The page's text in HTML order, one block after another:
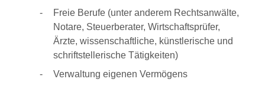
Freie Berufe (unter anderem Rechtsanwälte,
Notare, Steuerberater, Wirtschaftsprüfer,
Ärzte, wissenschaftliche, künstlerische und
schriftstellerische Tätigkeiten)
Verwaltung eigenen Vermögens